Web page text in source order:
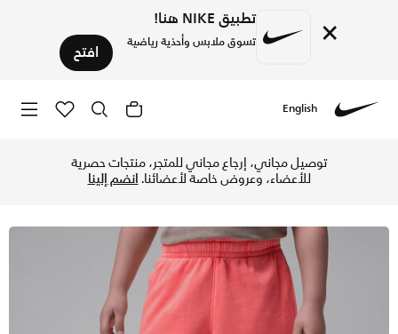
× تطبيق NIKE هنا!
تسوق ملابس وأحذية رياضية افتح
English
توصيل مجاني، إرجاع مجاني للمتجر، منتجات حصرية
للأعضاء، وعروض خاصة لأعضائنا.انضم إلينا